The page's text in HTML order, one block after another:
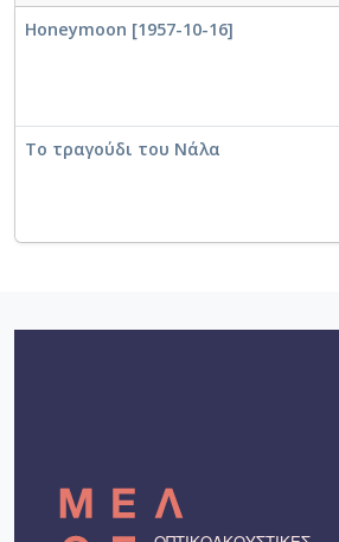
Honeymoon [1957-10-16]
Το τραγούδι του Νάλα